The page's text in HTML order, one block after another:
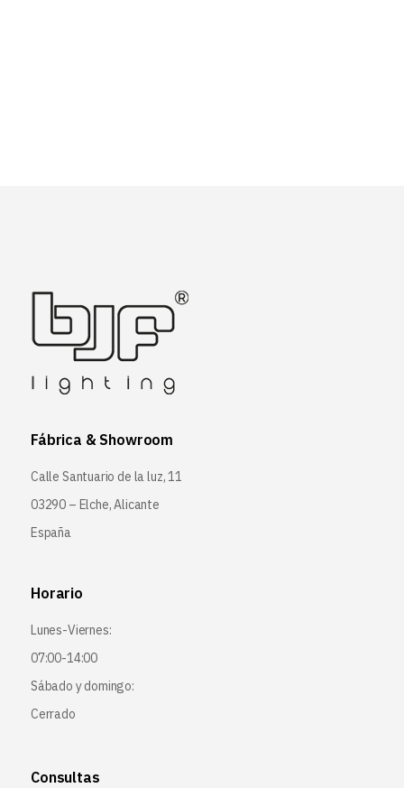
Fábrica & Showroom
Calle Santuario de la luz, 11
03290 – Elche, Alicante
España
Horario
Lunes-Viernes:
07:00-14:00
Sábado y domingo:
Cerrado
Consultas